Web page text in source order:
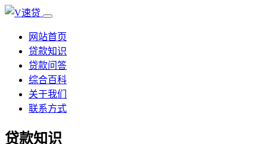
网站首页
贷款知识
贷款问答
综合百科
关于我们
联系方式
贷款知识